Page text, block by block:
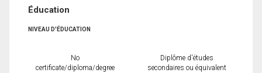
Éducation
NIVEAU D'ÉDUCATION
No
certificate/diploma/degree
Diplôme d'études
secondaires ou équivalent